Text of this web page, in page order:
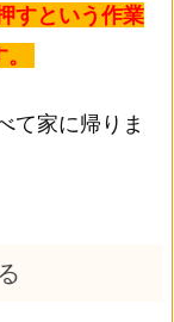
すという作業
て家に帰りま